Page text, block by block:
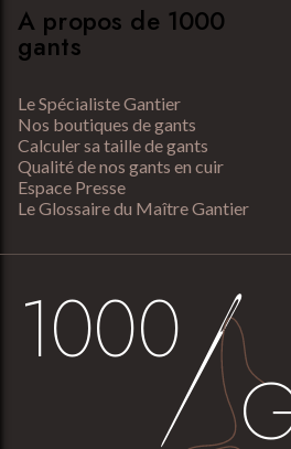
A propos de 1000
gants
Le Spécialiste Gantier
Nos boutiques de gants
Calculer sa taille de gants
Qualité de nos gants en cuir
Espace Presse
Le Glossaire du Maître Gantier